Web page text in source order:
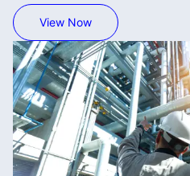
View Now